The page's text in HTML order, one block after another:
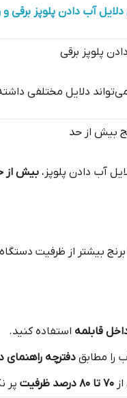
دلایل آب دادن پلوپز برقی
پلوپز برقی
دلایل مختلفی
آب دادن پلوپز، بیش از
برنج بیشتر از ظرفیت
قابلمه استفاده کنید.
را مطابق دفترچه راهنمای
۷۰ تا ۸۰ درصد ظرفیت
پر